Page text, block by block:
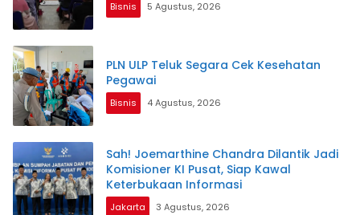
Bisnis 5 Agustus, 2026
PLN ULP Teluk Segara Cek Kesehatan
Pegawai
Bisnis 4 Agustus, 2026
Sah! Joemarthine Chandra Dilantik Jadi
Komisioner KI Pusat, Siap Kawal
Keterbukaan Informasi
Jakarta 3 Agustus, 2026